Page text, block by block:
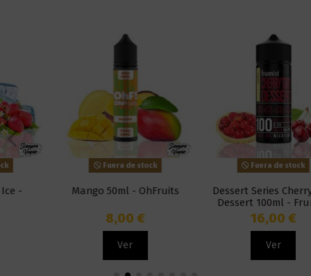
Fuera de stock
Mango 50ml - OhFruits
Fuera de stock
Dessert Series Cherry Tart
Dessert 100ml - Frumist
16,00 €